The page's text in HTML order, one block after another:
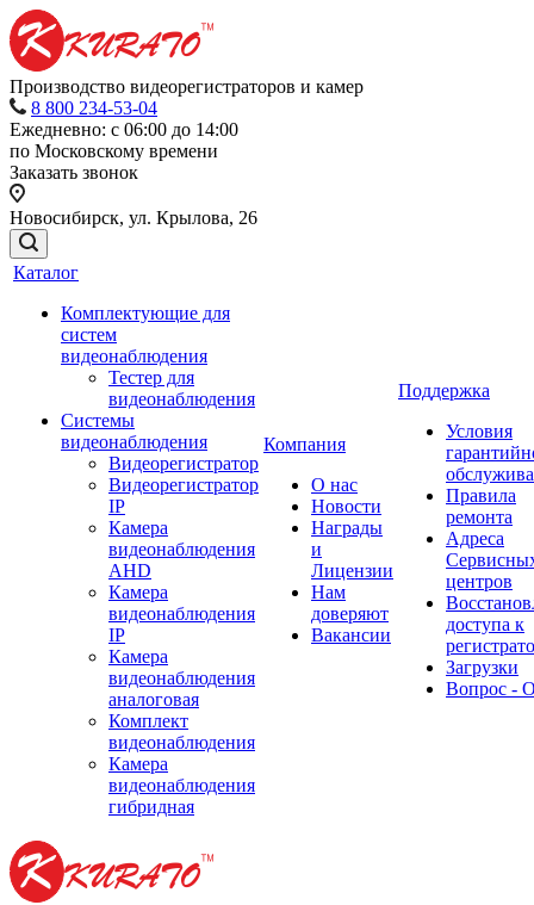
Производство видеорегистраторов и камер
8 800 234-53-04
Ежедневно: с 06:00 до 14:00
по Московскому времени
Заказать звонок
Новосибирск, ул. Крылова, 26
Каталог
Комплектующие для
систем
видеонаблюдения
Тестер для
видеонаблюдения
Системы
видеонаблюдения
Видеорегистратор
Видеорегистратор
IP
Камера
видеонаблюдения
AHD
Камера
видеонаблюдения
IP
Камера
видеонаблюдения
аналоговая
Комплект
видеонаблюдения
Камера
видеонаблюдения
гибридная
Компания
О нас
Новости
Награды
и
Лицензии
Нам
доверяют
Вакансии
Поддержка
Условия
Правила
ремонта
Адреса
центров
доступа к
Загрузки
Вопрос -